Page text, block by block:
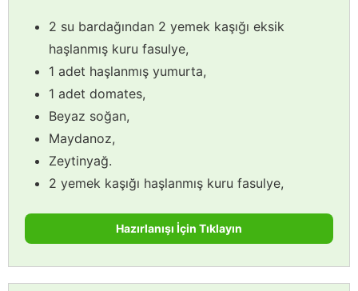
2 su bardağından 2 yemek kaşığı eksik
haşlanmış kuru fasulye,
1 adet haşlanmış yumurta,
1 adet domates,
Beyaz soğan,
Maydanoz,
Zeytinyağ.
2 yemek kaşığı haşlanmış kuru fasulye,
Hazırlanışı İçin Tıklayın